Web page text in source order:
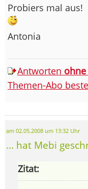
Probiers mal aus!
Antonia
Antworten ohne
Themen-Abo
am 02.05.2008 um 13:32 Uhr
... hat Mebi
Zitat: